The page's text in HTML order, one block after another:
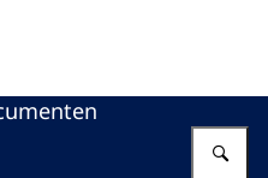
Emissieautoriteit